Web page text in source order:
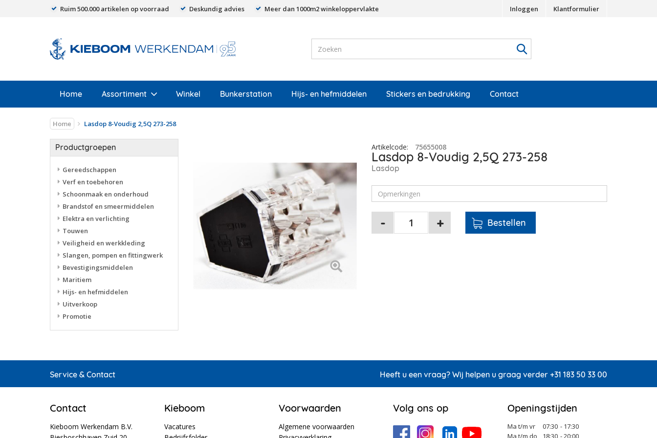
Ruim 500.000 artikelen op voorraad Deskundig advies Meer dan 1000m2 winkeloppervlakte Inloggen Klantformulier
Home Assortiment Winkel Bunkerstation Hijs- en hefmiddelen Stickers en bedrukking Contact
Home Lasdop 8-Voudig 2,5Q 273-258
Productgroepen
Gereedschappen
Verf en toebehoren
Schoonmaak en onderhoud
Brandstof en smeermiddelen
Elektra en verlichting
Touwen
Veiligheid en werkkleding
Slangen, pompen en fittingwerk
Bevestigingsmiddelen
Maritiem
Hijs- en hefmiddelen
Uitverkoop
Promotie
Artikelcode: 75655008
Lasdop 8-Voudig 2,5Q 273-258
Lasdop
Service & Contact Heeft u een vraag? Wij helpen u graag verder +31 183 50 33 00
Contact
Kieboom Werkendam B.V.
Kieboom
Vacatures
Voorwaarden
Algemene voorwaarden
Volg ons op Openingstijden
Ma t/m vr 07:30 - 17:30
Ma t/m do
18:30 - 20:00